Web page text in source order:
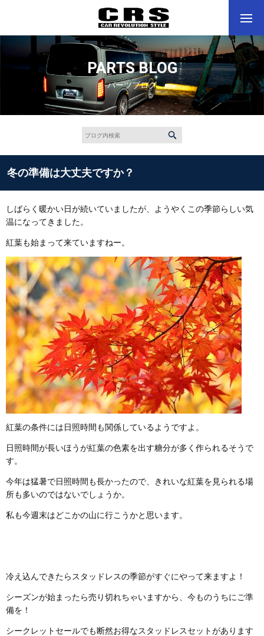
PARTS BLOG
パーツブログ
冬の準備は大丈夫ですか？
しばらく暖かい日が続いていましたが、ようやくこの季節らしい気
温になってきました。
紅葉も始まって来ていますねー。
紅葉の条件には日照時間も関係しているようですよ。
日照時間が長いほうが紅葉の色素を出す糖分が多く作られるそうで
す。
今年は猛暑で日照時間も長かったので、きれいな紅葉を見られる場
所も多いのではないでしょうか。
私も今週末はどこかの山に行こうかと思います。
冷え込んできたらスタッドレスの季節がすぐにやって来ますよ！
シーズンが始まったら売り切れちゃいますから、今ものうちにご準
備を！
シークレットセールでも断然お得なスタッドレスセットがあります